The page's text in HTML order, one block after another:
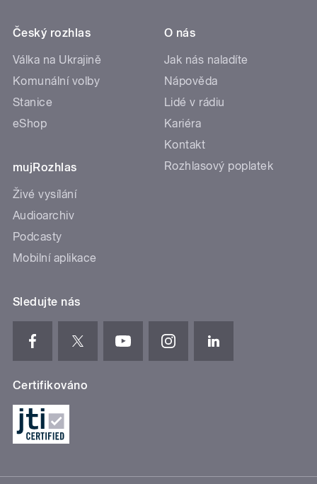
Český rozhlas
Válka na Ukrajině
Komunální volby
Stanice
eShop
mujRozhlas
Živé vysílání
Audioarchiv
Podcasty
Mobilní aplikace
O nás
Jak nás naladíte
Nápověda
Lidé v rádiu
Kariéra
Kontakt
Rozhlasový poplatek
Sledujte nás
Certifikováno